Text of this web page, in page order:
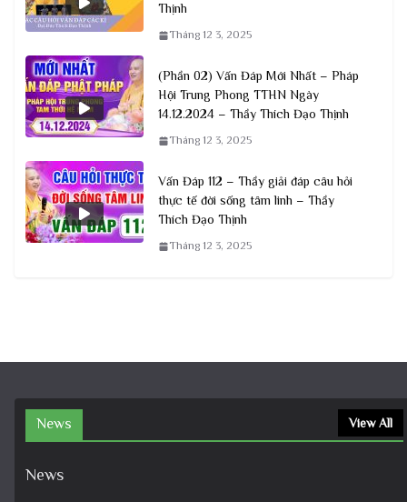
Thịnh
Tháng 12 3, 2025
(Phần 02) Vấn Đáp Mới Nhất – Pháp
Hội Trung Phong TTHN Ngày
14.12.2024 – Thầy Thích Đạo Thịnh
Tháng 12 3, 2025
Vấn Đáp 112 – Thầy giải đáp câu hỏi
thực tế đời sống tâm linh – Thầy
Thích Đạo Thịnh
Tháng 12 3, 2025
News View All
News